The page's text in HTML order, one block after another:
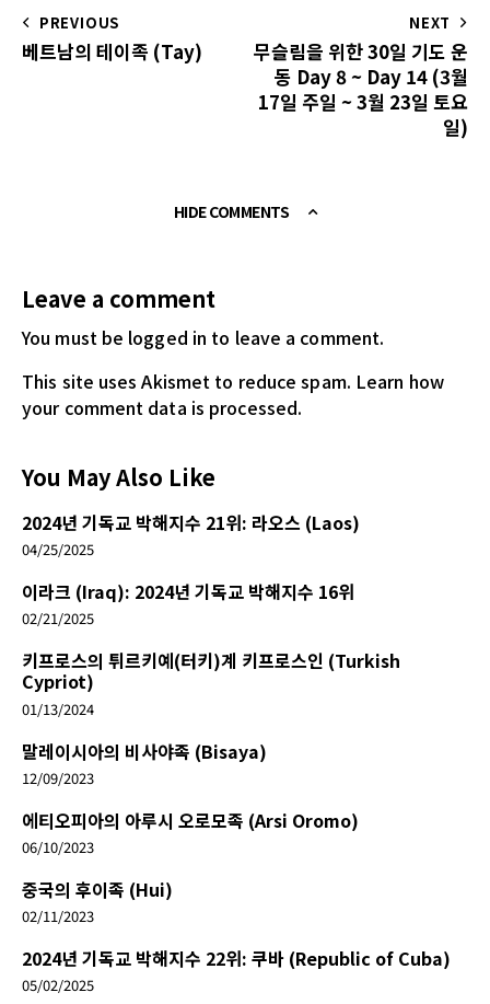
PREVIOUS
베트남의 테이족 (Tay)
NEXT
무슬림을 위한 30일 기도 운
동 Day 8 ~ Day 14 (3월
17일 주일 ~ 3월 23일 토요
일)
HIDE COMMENTS
Leave a comment
You must be logged in to leave a comment.
This site uses Akismet to reduce spam. Learn how
your comment data is processed.
You May Also Like
2024년 기독교 박해지수 21위: 라오스 (Laos)
04/25/2025
이라크 (Iraq): 2024년 기독교 박해지수 16위
02/21/2025
키프로스의 튀르키예(터키)계 키프로스인 (Turkish
Cypriot)
01/13/2024
말레이시아의 비사야족 (Bisaya)
12/09/2023
에티오피아의 아루시 오로모족 (Arsi Oromo)
06/10/2023
중국의 후이족 (Hui)
02/11/2023
2024년 기독교 박해지수 22위: 쿠바 (Republic of Cuba)
05/02/2025